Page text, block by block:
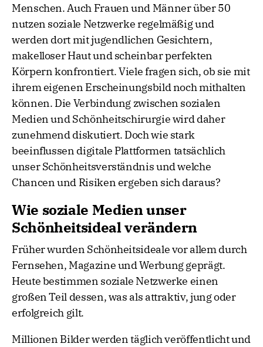
Menschen. Auch Frauen und Männer über 50
nutzen soziale Netzwerke regelmäßig und
werden dort mit jugendlichen Gesichtern,
makelloser Haut und scheinbar perfekten
Körpern konfrontiert. Viele fragen sich, ob sie mit
ihrem eigenen Erscheinungsbild noch mithalten
können. Die Verbindung zwischen sozialen
Medien und Schönheitschirurgie wird daher
zunehmend diskutiert. Doch wie stark
beeinflussen digitale Plattformen tatsächlich
unser Schönheitsverständnis und welche
Chancen und Risiken ergeben sich daraus?
Wie soziale Medien unser
Schönheitsideal verändern
Früher wurden Schönheitsideale vor allem durch
Fernsehen, Magazine und Werbung geprägt.
Heute bestimmen soziale Netzwerke einen
großen Teil dessen, was als attraktiv, jung oder
erfolgreich gilt.
Millionen Bilder werden täglich veröffentlicht und